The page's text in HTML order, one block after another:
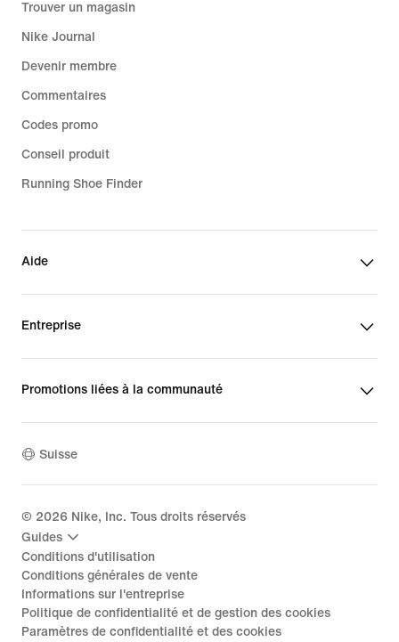
Trouver un magasin
Nike Journal
Devenir membre
Commentaires
Codes promo
Conseil produit
Running Shoe Finder
Aide
Entreprise
Promotions liées à la communauté
Suisse
© 2026 Nike, Inc. Tous droits réservés
Guides
Conditions d'utilisation
Conditions générales de vente
Informations sur l'entreprise
Politique de confidentialité et de gestion des cookies
Paramètres de confidentialité et des cookies